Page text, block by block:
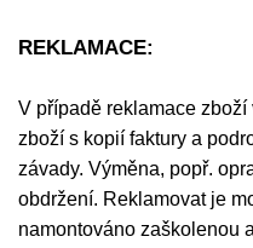
REKLAMACE:
V případě reklamace
zboží s kopií faktury a
závady. Výměna, popř.
obdržení. Reklamovat je
namontováno zaškolenou